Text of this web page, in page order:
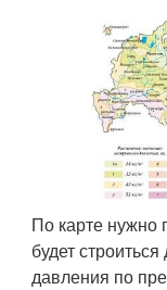
По карте нужно
будет
давления по